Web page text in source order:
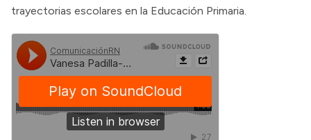
trayectorias escolares en la Educación Primaria.